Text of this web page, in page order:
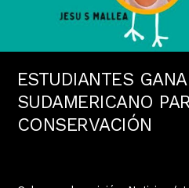
ESTUDIANTES
SUDAMERICANO
CONSERVACIÓN